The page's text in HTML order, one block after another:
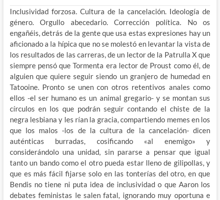
Inclusividad forzosa. Cultura de la cancelación. Ideología de
género. Orgullo abecedario. Corrección política. No os
engañéis, detrás de la gente que usa estas expresiones hay un
aficionado a la hípica que no se molestó en levantar la vista de
los resultados de las carreras, de un lector de la Patrulla X que
siempre pensó que Tormenta era lector de Proust como él, de
alguien que quiere seguir siendo un granjero de humedad en
Tatooine. Pronto se unen con otros retentivos anales como
ellos -el ser humano es un animal gregario- y se montan sus
círculos en los que podrán seguir contando el chiste de la
negra lesbiana y les rían la gracia, compartiendo memes en los
que los malos -los de la cultura de la cancelación- dicen
auténticas burradas, cosificando «al enemigo» y
considerándolo una unidad, sin pararse a pensar que igual
tanto un bando como el otro pueda estar lleno de gilipollas, y
que es más fácil fijarse solo en las tonterías del otro, en que
Bendis no tiene ni puta idea de inclusividad o que Aaron los
debates feministas le salen fatal, ignorando muy oportuna e